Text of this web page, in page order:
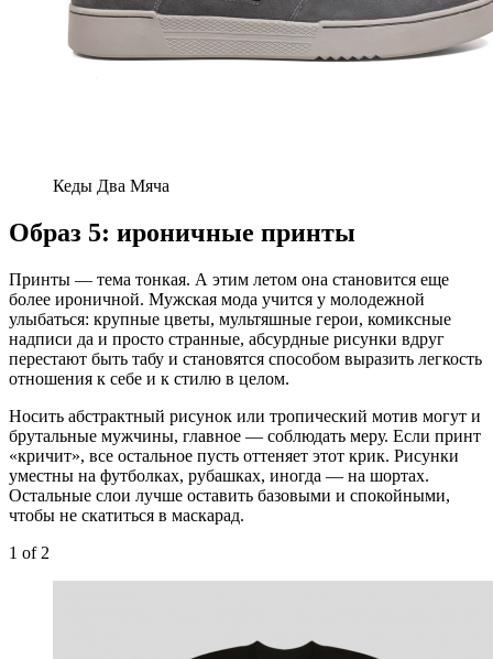
Кеды Два Мяча
Образ 5: ироничные принты
Принты — тема тонкая. А этим летом она становится еще
более ироничной. Мужская мода учится у молодежной
улыбаться: крупные цветы, мультяшные герои, комиксные
надписи да и просто странные, абсурдные рисунки вдруг
перестают быть табу и становятся способом выразить легкость
отношения к себе и к стилю в целом.
Носить абстрактный рисунок или тропический мотив могут и
брутальные мужчины, главное — соблюдать меру. Если принт
«кричит», все остальное пусть оттеняет этот крик. Рисунки
уместны на футболках, рубашках, иногда — на шортах.
Остальные слои лучше оставить базовыми и спокойными,
чтобы не скатиться в маскарад.
1 of 2